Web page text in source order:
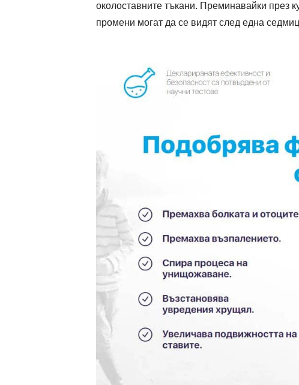
околоставните тъкани. Преминавайки през
промени могат да се видят след една